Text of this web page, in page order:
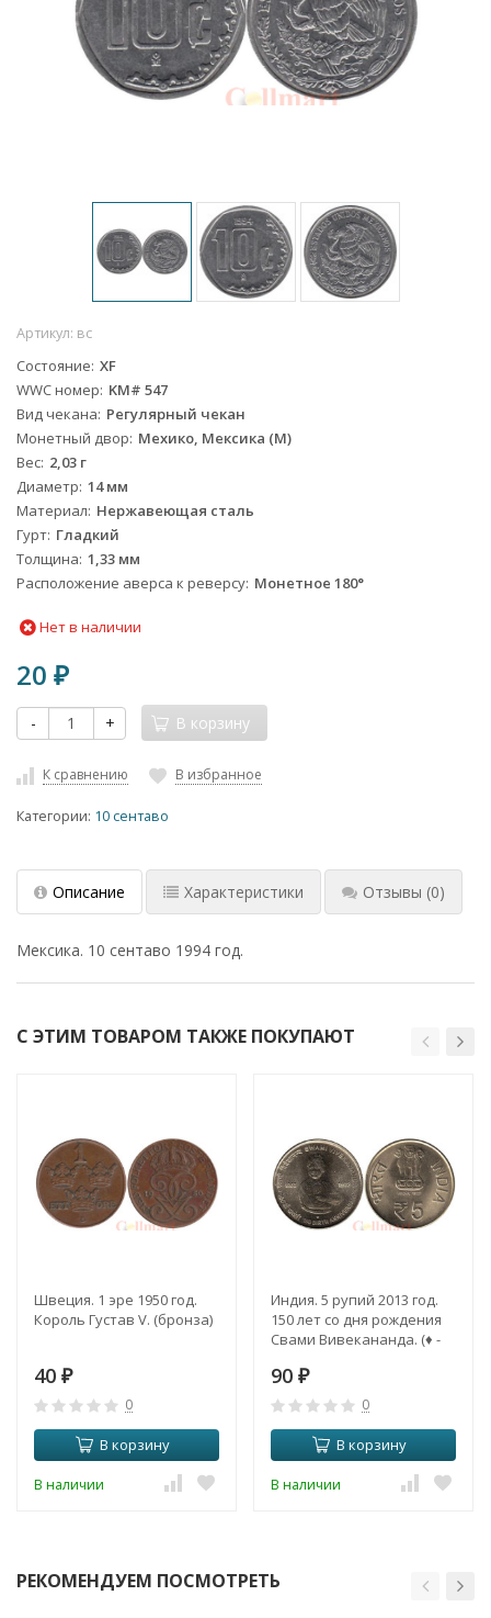
Артикул: вс
Состояние XF
WWC номер KM# 547
Вид чекана Регулярный чекан
Монетный двор Мехико, Мексика (М)
Вес 2,03 г
Диаметр 14 мм
Материал Нержавеющая сталь
Гурт Гладкий
Толщина 1,33 мм
Расположение аверса к реверсу Монетное 180°
Нет в наличии
20 ₽
- + В корзину
К сравнению В избранное
Категории: 10 сентаво
Описание Характеристики Отзывы (0)
Мексика. 10 сентаво 1994 год.
С ЭТИМ ТОВАРОМ ТАКЖЕ ПОКУПАЮТ
Швеция. 1 эре 1950 год.
Король Густав V. (бронза)
40 ₽
0
В корзину
В наличии
Индия. 5 рупий 2013 год.
150 лет со дня рождения
Свами Вивекананда. (♦ -
90 ₽
0
В корзину
В наличии
РЕКОМЕНДУЕМ ПОСМОТРЕТЬ